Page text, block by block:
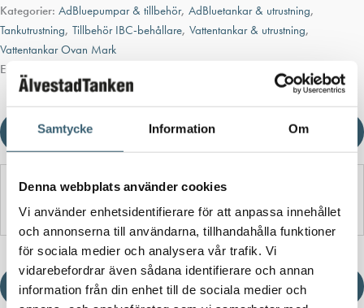
Samtycke Information Om
Denna webbplats använder cookies
Vi använder enhetsidentifierare för att anpassa innehållet
och annonserna till användarna, tillhandahålla funktioner
för sociala medier och analysera vår trafik. Vi
vidarebefordrar även sådana identifierare och annan
information från din enhet till de sociala medier och
Kategorier: AdBluepumpar & tillbehör, AdBluetankar & utrustning,
Tankutrustning, Tillbehör IBC-behållare, Vattentankar & utrustning,
Vattentankar Ovan Mark
Etiketter:
IBC Koppling AdBlue
Ladda ner produktblad
Detaljerad beskrivning
Ladda ner produktblad